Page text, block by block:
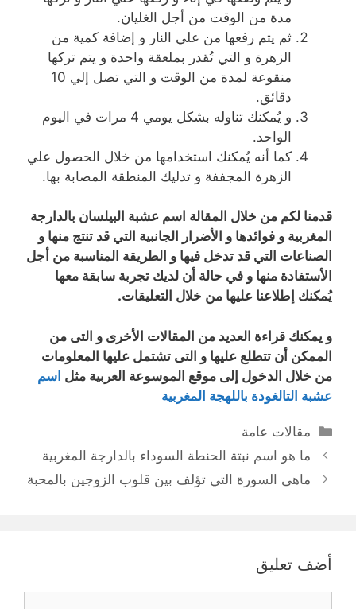
مدة من الوقت من أجل الغليان.
ثم يتم رفعها من علي النار و إضافة كمية من
الزهرة و التي تُقدر بملعقة واحدة و يتم تركها
منقوعة لمدة من الوقت و التي تصل إلي 10
دقائق.
و يُمكنك تناوله بشكل يومي 4 مرات في اليوم
الواحد.
كما أنه يُمكنك استخدامها من خلال الحصول علي
الزهرة المجففة و تدليك المنطقة المصابة بها.
قدمنا لكم من خلال المقالة اسم عشبة البيلسان بالدارجة
المغربية و فوائدها و الأضرار الجانبية التي قد تنتج منها و
الصناعات التي قد تدخل فيها و الطريقة المناسبة من أجل
الأستفادة منها و في حالة أن لديك تجربة سابقة معها
يُمكنك إطلاعنا عليها من خلال التعليقات.
و يمكنك قراءة العديد من المقالات الأخرى و التى من
الممكن أن تتطلع عليها و التى تشتمل عليها المعلومات
من خلال الدخول إلى موقع الموسوعة العربية مثل اسم
عشبة التالغودة باللهجة المغربية
التصنيفات
مقالات عامة
ما هو اسم نبتة الحنطة السوداء بالدارجة المغربية
ماهى السورة التي تؤلف بين قلوب الزوجين بالمحبة
أضف تعليق